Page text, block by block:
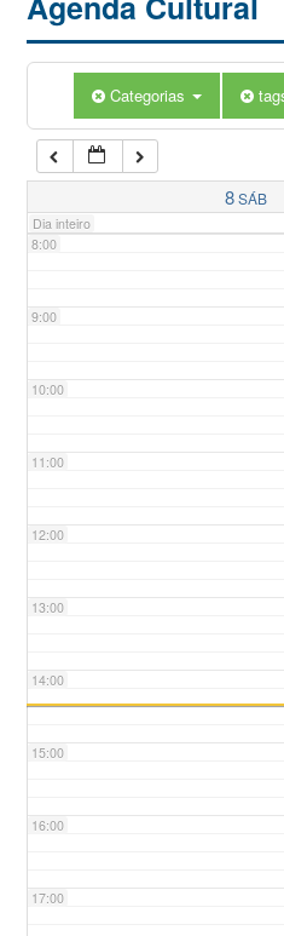
Categorias
8SÁB
Dia inteiro
5:00
7:00
8:00
9:00
10:00
11:00
12:00
13:00
14:00
15:00
16:00
17:00